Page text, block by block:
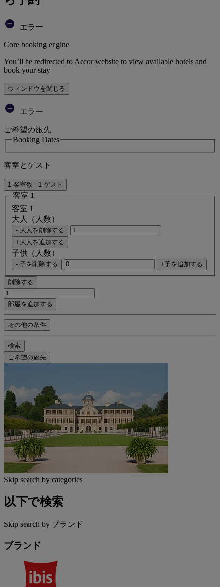
エラー
Core booking engine
You’ll be redirected to Accor website to view available hotels and
book your stay
ウィンドウを閉じる
エラー
ご希望の旅先
Booking Dates
客室とゲスト
1 客室数 - 1 ゲスト
客室 1
客室 1
大人（人数）
- 大人を削除する
+大人を追加する
子供（人数）
- 子を削除する +子を追加する
削除する
部屋を追加する
その他の条件
検索
ご希望の旅先
Skip search by categories
以下で検索
Skip search by ブランド
ブランド